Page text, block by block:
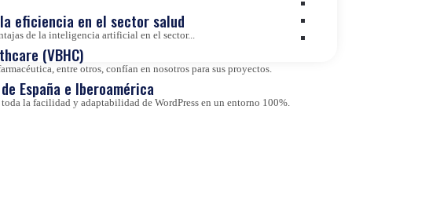
eficiencia en el sector salud
de la inteligencia artificial en el sector...
(VBHC)
entre otros, confían en nosotros para sus proyectos.
España e Iberoamérica
la facilidad y adaptabilidad de WordPress en un entorno 100%.